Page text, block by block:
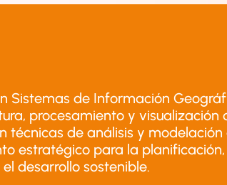
Sistemas de Información
procesamiento y visualización
técnicas de análisis y modelación
estratégico para la
desarrollo sostenible.